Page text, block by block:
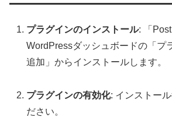
プラグインのインストール: 「
WordPressダッシュボードの「プ
追加」からインストールします。
プラグインの有効化: インストー
ださい。